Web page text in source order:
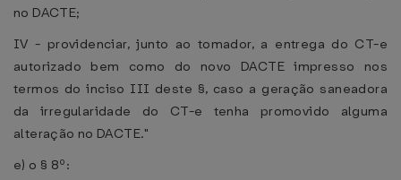
no DACTE;
IV - providenciar, junto ao tomador, a entrega do CT-e
autorizado bem como do novo DACTE impresso nos
termos do inciso III deste §, caso a geração saneadora
da irregularidade do CT-e tenha promovido alguma
alteração no DACTE."
e) o § 8º: